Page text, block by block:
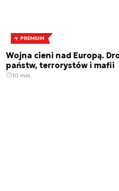
PREMIUM
Wojna cieni nad Europą.
państw, terrorystów i mafii
10 min.